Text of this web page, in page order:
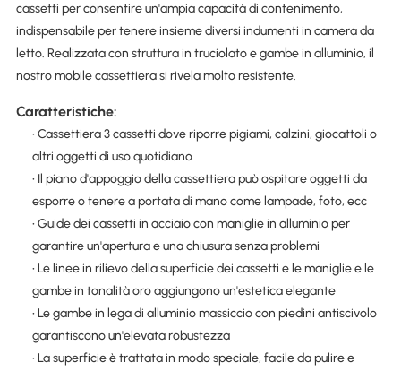
cassetti per consentire un'ampia capacità di contenimento,
indispensabile per tenere insieme diversi indumenti in camera da
letto. Realizzata con struttura in truciolato e gambe in alluminio, il
nostro mobile cassettiera si rivela molto resistente.
Caratteristiche:
• Cassettiera 3 cassetti dove riporre pigiami, calzini, giocattoli o
altri oggetti di uso quotidiano
• Il piano d'appoggio della cassettiera può ospitare oggetti da
esporre o tenere a portata di mano come lampade, foto, ecc
• Guide dei cassetti in acciaio con maniglie in alluminio per
garantire un'apertura e una chiusura senza problemi
• Le linee in rilievo della superficie dei cassetti e le maniglie e le
gambe in tonalità oro aggiungono un'estetica elegante
• Le gambe in lega di alluminio massiccio con piedini antiscivolo
garantiscono un'elevata robustezza
• La superficie è trattata in modo speciale, facile da pulire e